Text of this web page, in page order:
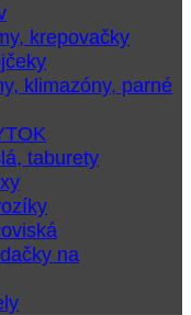
krepovačky
klimazóny, parné
taburety
na